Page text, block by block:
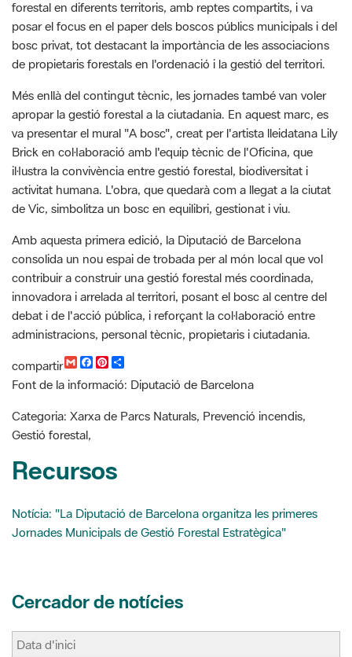
de propietaris forestals en l'ordenació i la gestió del territori.
Més enllà del contingut tècnic, les jornades també van voler
apropar la gestió forestal a la ciutadania. En aquest marc, es
va presentar el mural "A bosc", creat per l'artista lleidatana Lily
Brick en col·laboració amb l'equip tècnic de l'Oficina, que
il·lustra la convivència entre gestió forestal, biodiversitat i
activitat humana. L'obra, que quedarà com a llegat a la ciutat
de Vic, simbolitza un bosc en equilibri, gestionat i viu.
Amb aquesta primera edició, la Diputació de Barcelona
consolida un nou espai de trobada per al món local que vol
contribuir a construir una gestió forestal més coordinada,
innovadora i arrelada al territori, posant el bosc al centre del
debat i de l'acció pública, i reforçant la col·laboració entre
administracions, personal tècnic, propietaris i ciutadania.
compartir
G
m
a
i
F
a
c
e
b
o
o
k
P
i
n
t
e
r
e
s
C
o
m
p
t
i
Font de la informació: Diputació de Barcelona
Categoria: Xarxa de Parcs Naturals, Prevenció incendis,
Gestió forestal,
Recursos
Jornades Municipals de Gestió Forestal Estratègica"
Cercador de notícies